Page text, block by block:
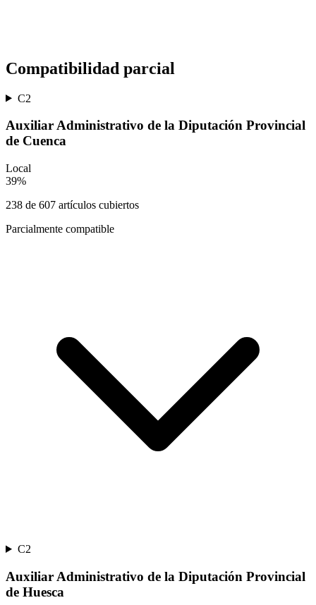
Compatibilidad parcial
C2
Auxiliar Administrativo de la Diputación Provincial
de Cuenca
Local
39%
238 de 607 artículos cubiertos
Parcialmente compatible
C2
Auxiliar Administrativo de la Diputación Provincial
de Huesca